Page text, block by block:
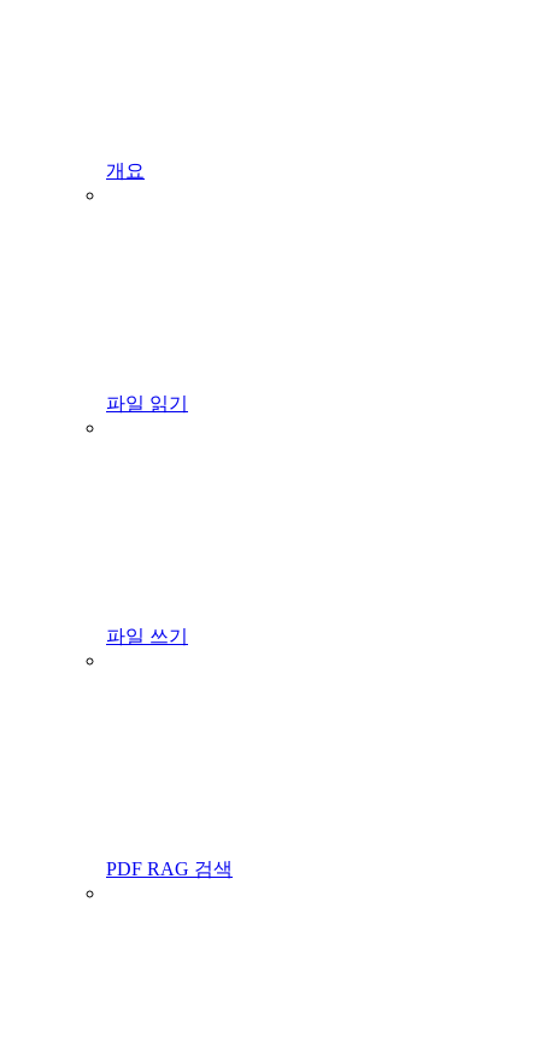
개요
파일 읽기
파일 쓰기
PDF RAG 검색